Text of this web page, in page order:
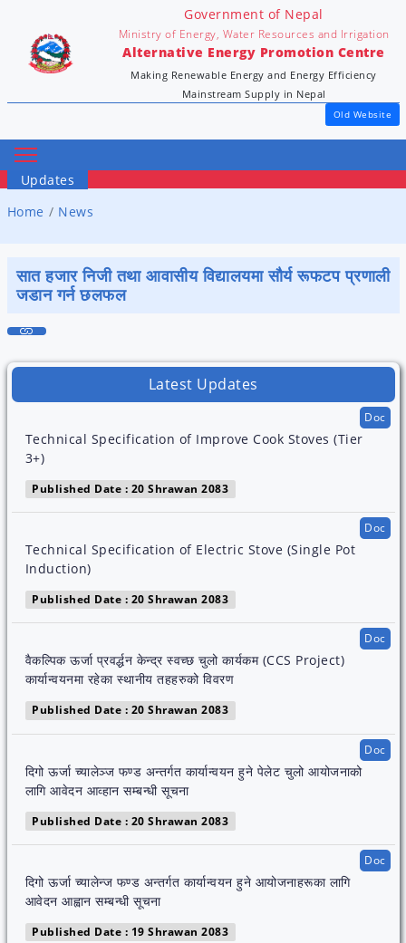
Government of Nepal
Ministry of Energy, Water Resources and Irrigation
Alternative Energy Promotion Centre
Making Renewable Energy and Energy Efficiency
Mainstream Supply in Nepal
Old Website
Updates
Home
News
सात हजार निजी तथा आवासीय विद्यालयमा सौर्य रूफटप प्रणाली
जडान गर्न छलफल
Latest Updates
Technical Specification of Improve Cook Stoves (Tier
3+)
Published Date : 20 Shrawan 2083
Doc
Technical Specification of Electric Stove (Single Pot
Induction)
Published Date : 20 Shrawan 2083
Doc
वैकल्पिक ऊर्जा प्रवर्द्धन केन्द्र स्वच्छ चुलो कार्यकम (CCS Project)
कार्यान्वयनमा रहेका स्थानीय तहहरुको विवरण
Published Date : 20 Shrawan 2083
Doc
दिगो ऊर्जा च्यालेञ्ज फण्ड अन्तर्गत कार्यान्वयन हुने पेलेट चुलो आयोजनाको
लागि आवेदन आव्हान सम्बन्धी सूचना
Published Date : 20 Shrawan 2083
Doc
दिगो ऊर्जा च्यालेन्ज फण्ड अन्तर्गत कार्यान्वयन हुने आयोजनाहरूका लागि
आवेदन आह्वान सम्बन्धी सूचना
Published Date : 19 Shrawan 2083
Doc